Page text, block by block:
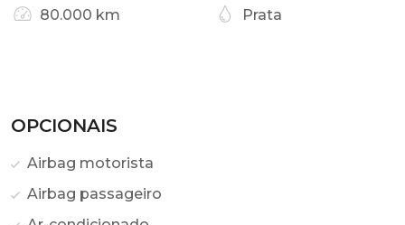
80.000 km Prata
OPCIONAIS
Airbag motorista
Airbag passageiro